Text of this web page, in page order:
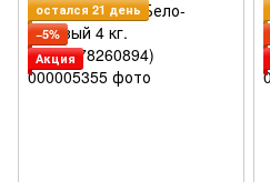
остался 21 день
−5%
Акция